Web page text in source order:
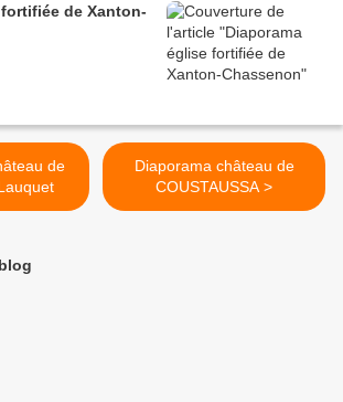
de Xanton-
Diaporama château de
COUSTAUSSA >